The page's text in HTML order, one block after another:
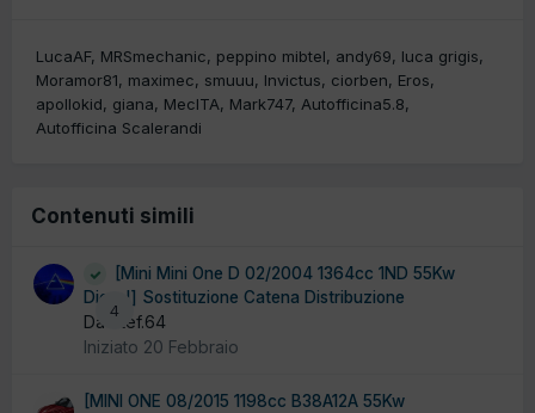
LucaAF MRSmechanic peppino mibtel andy69
luca grigis
Moramor81
maximec smuuu Invictus ciorben
Eros
apollokid
giana MecITA Mark747 Autofficina5.8
Autofficina Scalerandi
Contenuti simili
4
[Mini Mini One D 02/2004 1364cc 1ND 55Kw
Diesel] Sostituzione Catena Distribuzione
Da Stef.64
Iniziato 20 Febbraio
[MINI ONE 08/2015 1198cc B38A12A 55Kw